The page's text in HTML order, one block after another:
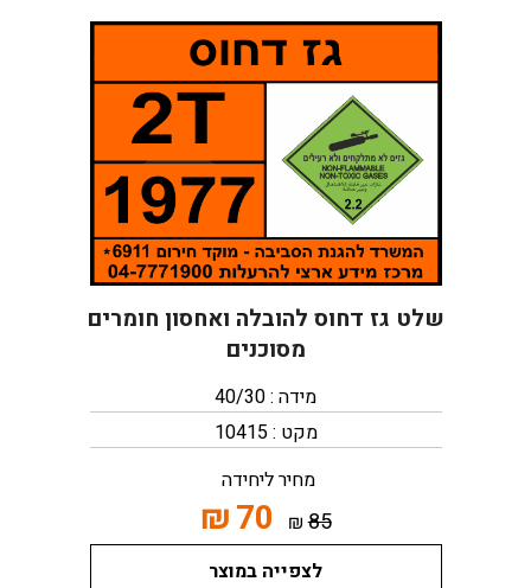
שלט גז דחוס להובלה ואחסון חומרים
מסוכנים
מידה : 40/30
מקט : 10415
מחיר ליחידה
85
₪
70
₪
לצפייה במוצר